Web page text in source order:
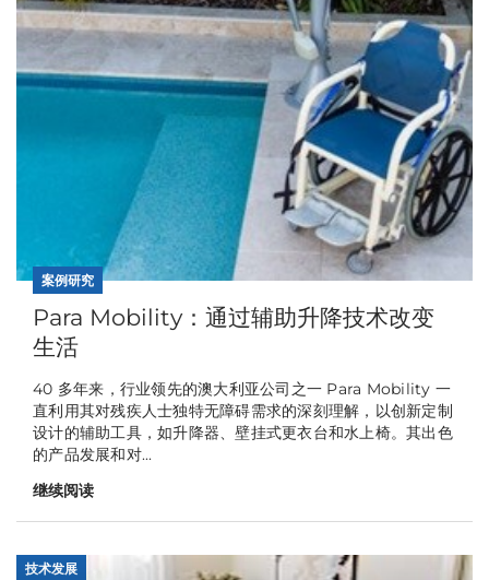
案例研究
Para Mobility：通过辅助升降技术改变
生活
40 多年来，行业领先的澳大利亚公司之一 Para Mobility 一
直利用其对残疾人士独特无障碍需求的深刻理解，以创新定制
设计的辅助工具，如升降器、壁挂式更衣台和水上椅。其出色
的产品发展和对...
继续阅读
技术发展